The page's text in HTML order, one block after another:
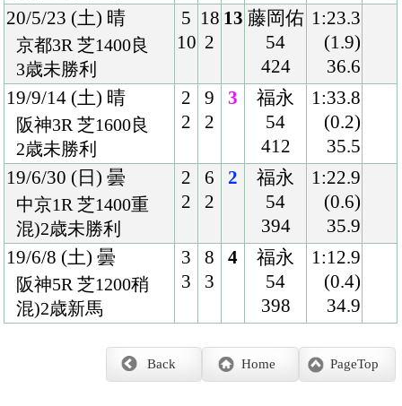
アプリケーションプライバシーポリシー